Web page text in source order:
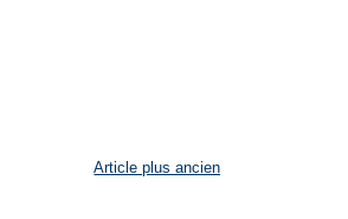
Article plus ancien